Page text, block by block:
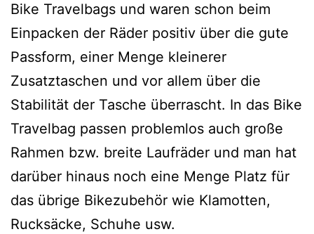
Bike Travelbags und waren schon beim
Einpacken der Räder positiv über die gute
Passform, einer Menge kleinerer
Zusatztaschen und vor allem über die
Stabilität der Tasche überrascht. In das Bike
Travelbag passen problemlos auch große
Rahmen bzw. breite Laufräder und man hat
darüber hinaus noch eine Menge Platz für
das übrige Bikezubehör wie Klamotten,
Rucksäcke, Schuhe usw.